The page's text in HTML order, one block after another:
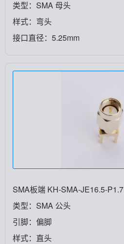
类型：SMA 母头
样式：弯头
接口直径：5.25mm
SMA板端 KH-SMA-JE16.5-P1.7
类型：SMA 公头
引脚：偏脚
样式：直头